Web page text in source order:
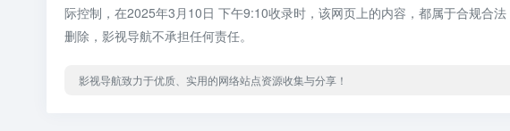
际控制，在2025年3月10日 下午9:10收录时，该网页上的内容，都属于合规合
删除，影视导航不承担任何责任。
影视导航致力于优质、实用的网络站点资源收集与分享！